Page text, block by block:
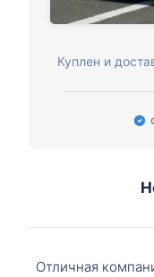
Куплен и
Отличная